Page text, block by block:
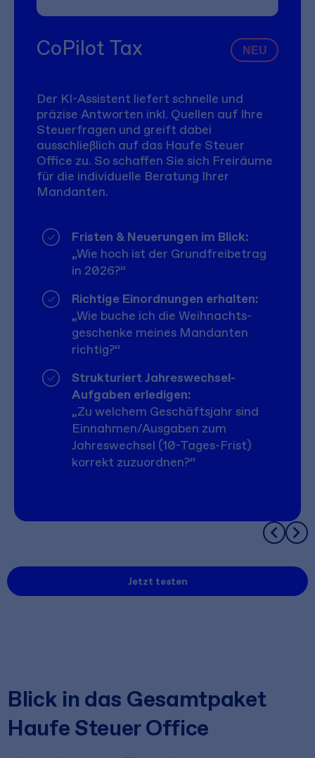
CoPilot Tax NEU
Der KI-Assistent liefert schnelle und
präzise Antworten inkl. Quellen auf Ihre
Steuerfragen und greift dabei
ausschließlich auf das Haufe Steuer
Office zu. So schaffen Sie sich Freiräume
für die individuelle Beratung Ihrer
Mandanten.
Fristen & Neuerungen im Blick:
„Wie hoch ist der Grundfreibetrag
in 2026?“
Richtige Einordnungen erhalten:
„Wie buche ich die Weihnachts-
geschenke meines Mandanten
richtig?“
Strukturiert Jahreswechsel-
Aufgaben erledigen:
„Zu welchem Geschäftsjahr sind
Einnahmen/Ausgaben zum
Jahreswechsel (10-Tages-Frist)
korrekt zuzuordnen?“
Jetzt testen
Blick in das Gesamtpaket
Haufe Steuer Office